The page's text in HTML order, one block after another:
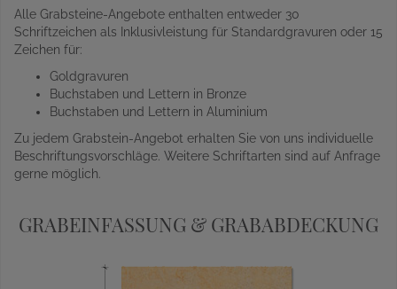
Alle Grabsteine-Angebote enthalten entweder 30
Schriftzeichen als Inklusivleistung für Standardgravuren oder 15
Zeichen für:
Goldgravuren
Buchstaben und Lettern in Bronze
Buchstaben und Lettern in Aluminium
Zu jedem Grabstein-Angebot erhalten Sie von uns individuelle
Beschriftungsvorschläge. Weitere Schriftarten sind auf Anfrage
gerne möglich.
GRABEINFASSUNG & GRABABDECKUNG